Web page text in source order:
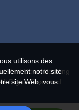
And Down Bedding
Rights Reserved.
utilisons des
notre site
site Web, vous